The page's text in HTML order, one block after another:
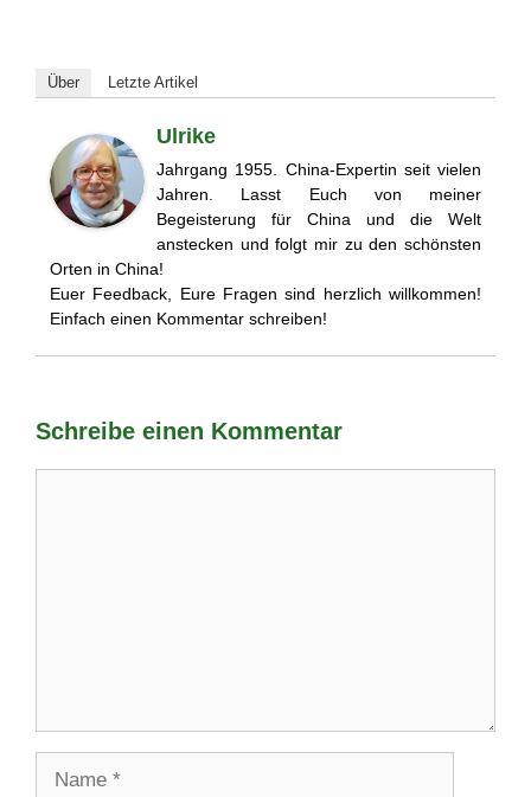
Über Letzte Artikel
Ulrike
Jahrgang 1955. China-Expertin seit vielen
Jahren. Lasst Euch von meiner
Begeisterung für China und die Welt
anstecken und folgt mir zu den schönsten
Orten in China!
Euer Feedback, Eure Fragen sind herzlich willkommen!
Einfach einen Kommentar schreiben!
Schreibe einen Kommentar